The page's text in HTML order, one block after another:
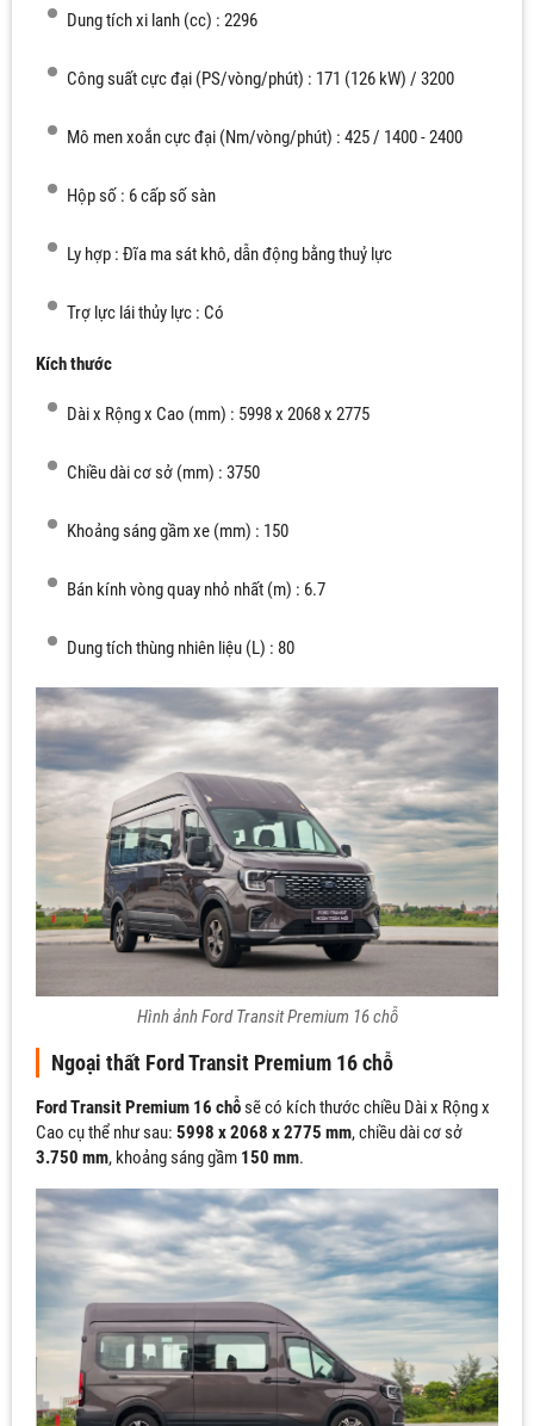
Dung tích xi lanh (cc) : 2296
Công suất cực đại (PS/vòng/phút) : 171 (126 kW) / 3200
Mô men xoắn cực đại (Nm/vòng/phút) : 425 / 1400 - 2400
Hộp số : 6 cấp số sàn
Ly hợp : Đĩa ma sát khô, dẫn động bằng thuỷ lực
Trợ lực lái thủy lực : Có
Kích thước
Dài x Rộng x Cao (mm) : 5998 x 2068 x 2775
Chiều dài cơ sở (mm) : 3750
Khoảng sáng gầm xe (mm) : 150
Bán kính vòng quay nhỏ nhất (m) : 6.7
Dung tích thùng nhiên liệu (L) : 80
Hình ảnh Ford Transit Premium 16 chỗ
Ngoại thất Ford Transit Premium 16 chỗ
Ford Transit Premium 16 chỗsẽ có kích thước chiều Dài x Rộng x
Cao cụ thể như sau: 5998 x 2068 x 2775 mm, chiều dài cơ sở
3.750 mm, khoảng sáng gầm 150 mm.